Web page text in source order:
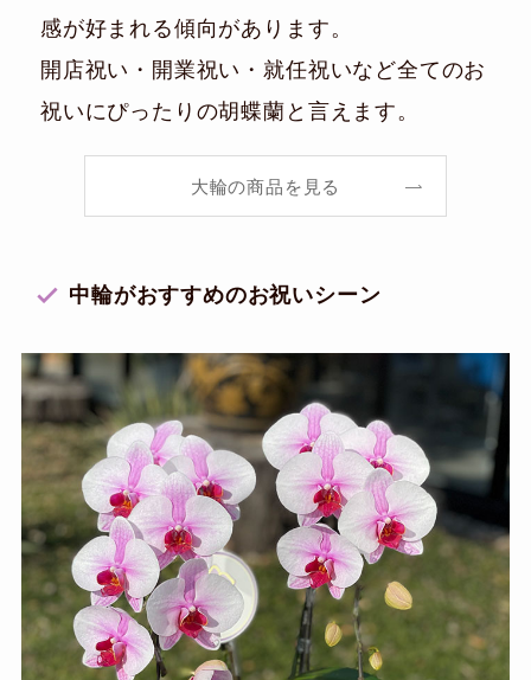
感が好まれる傾向があります。
開店祝い・開業祝い・就任祝いなど全てのお
祝いにぴったりの胡蝶蘭と言えます。
大輪の商品を見る
中輪がおすすめのお祝いシーン